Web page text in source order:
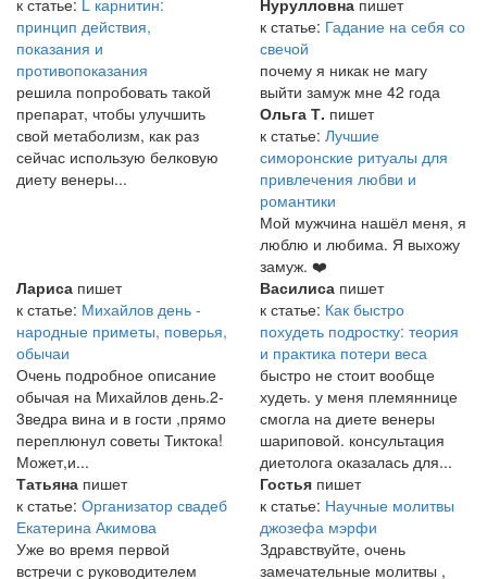
принцип действия,
показания и
противопоказания
решила попробовать такой
препарат, чтобы улучшить
свой метаболизм, как раз
сейчас использую белковую
диету венеры...
к статье: Гадание на себя со
свечой
почему я никак не магу
выйти замуж мне 42 года
Ольга Т. пишет
к статье: Лучшие
симоронские ритуалы для
привлечения любви и
романтики
Мой мужчина нашёл меня, я
люблю и любима. Я выхожу
замуж. ❤️
Лариса пишет
к статье: Михайлов день -
народные приметы, поверья,
обычаи
Очень подробное описание
обычая на Михайлов день.2-
3ведра вина и в гости ,прямо
переплюнул советы Тиктока!
Может,и...
Василиса пишет
к статье: Как быстро
похудеть подростку: теория
и практика потери веса
быстро не стоит вообще
худеть. у меня племяннице
смогла на диете венеры
шариповой. консультация
диетолога оказалась для...
Татьяна пишет
к статье: Организатор свадеб
Екатерина Акимова
Уже во время первой
встречи с руководителем
Гостья пишет
к статье: Научные молитвы
джозефа мэрфи
Здравствуйте, очень
замечательные молитвы ,